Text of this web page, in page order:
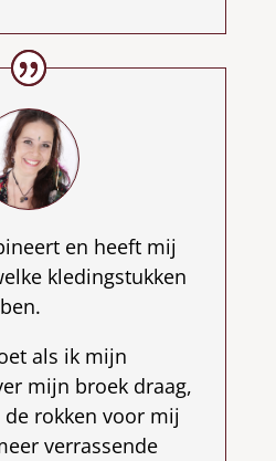
en heeft mij
kledingstukken
als ik mijn
mijn broek draag,
rokken voor mij
verrassende